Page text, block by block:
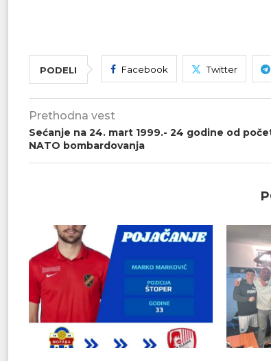
PODELI Facebook Twitter
Prethodna vest
Sećanje na 24. mart 1999.- 24 godine od
NATO bombardovanja